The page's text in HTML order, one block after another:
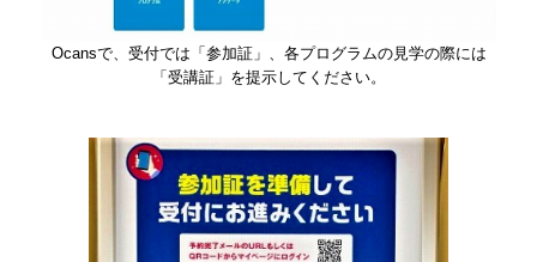
Ocansで、受付では「参加証」、各プログラムの見学の際には
「受講証」を提示してください。